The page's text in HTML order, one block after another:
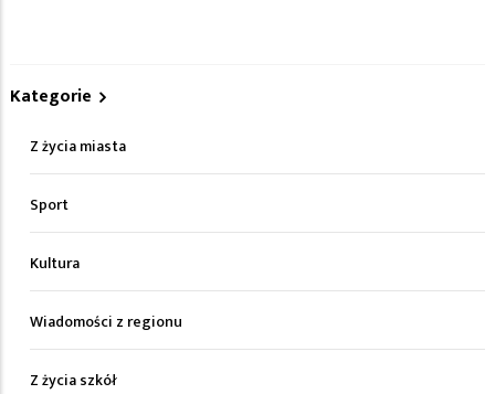
Kategorie
Z życia miasta
Sport
Kultura
Wiadomości z regionu
Z życia szkół